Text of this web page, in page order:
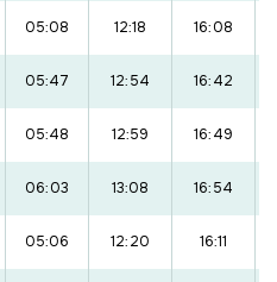
05:08 12:18 16:08
05:47 12:54 16:42
05:48 12:59 16:49
06:03 13:08 16:54
05:06 12:20 16:11